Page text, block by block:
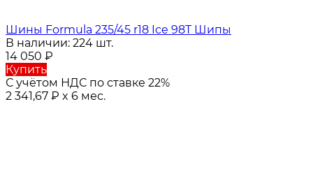
Шины Formula 235/45 r18 Ice 98T Шипы
В наличии: 224 шт.
14 050 ₽
Купить
С учётом НДС по ставке 22%
2 341,67 ₽ x 6 мес.